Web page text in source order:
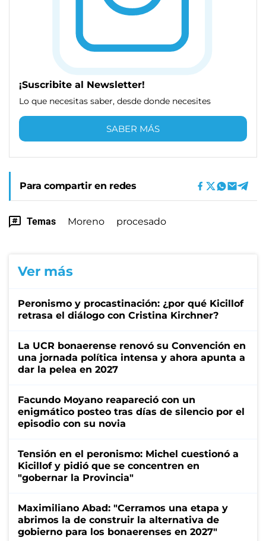
¡Suscribite al Newsletter!
Lo que necesitas saber, desde donde necesites
SABER MÁS
Para compartir en redes
Temas Moreno procesado
Ver más
Peronismo y procastinación: ¿por qué Kicillof
retrasa el diálogo con Cristina Kirchner?
La UCR bonaerense renovó su Convención en
una jornada política intensa y ahora apunta a
dar la pelea en 2027
Facundo Moyano reapareció con un
enigmático posteo tras días de silencio por el
episodio con su novia
Tensión en el peronismo: Michel cuestionó a
Kicillof y pidió que se concentren en
"gobernar la Provincia"
Maximiliano Abad: "Cerramos una etapa y
abrimos la de construir la alternativa de
gobierno para los bonaerenses en 2027"